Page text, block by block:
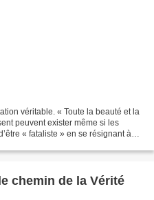
véritable. « Toute la beauté et la
peuvent exister même si les
« fataliste » en se résignant à
chemin de la Vérité